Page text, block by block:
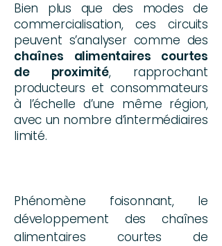
Bien plus que des modes de
commercialisation, ces circuits
peuvent s’analyser comme des
chaînes alimentaires courtes
de proximité, rapprochant
producteurs et consommateurs
à l’échelle d’une même région,
avec un nombre d’intermédiaires
limité.
Phénomène foisonnant, le
développement des chaînes
alimentaires courtes de